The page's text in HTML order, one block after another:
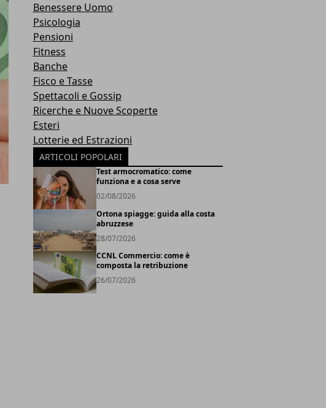
Benessere Uomo
Psicologia
Pensioni
Fitness
Banche
Fisco e Tasse
Spettacoli e Gossip
Ricerche e Nuove Scoperte
Esteri
Lotterie ed Estrazioni
ARTICOLI POPOLARI
Test armocromatico: come
funziona e a cosa serve
02/08/2026
Ortona spiagge: guida alla costa
abruzzese
28/07/2026
CCNL Commercio: come è
composta la retribuzione
26/07/2026